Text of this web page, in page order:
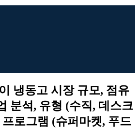
냉동고 시장 규모, 점유
분석, 유형 (수직, 데스크
로그램 (슈퍼마켓, 푸드